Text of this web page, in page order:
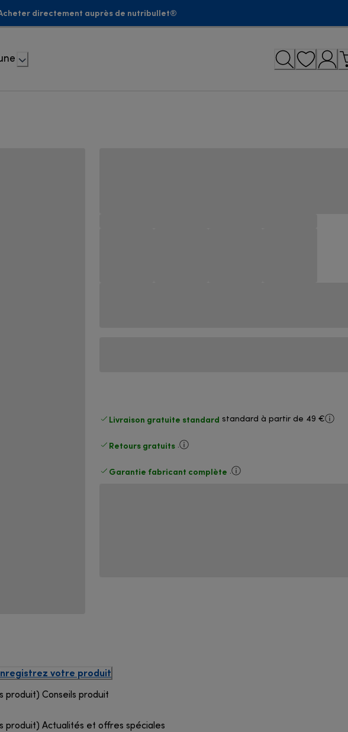
directement auprès de nutribullet®
Livraison gratuite standard standard à partir de 49 €
Retours gratuits .
Garantie fabricant complète .
votre produit
produit) Conseils produit
produit) Actualités et offres spéciales